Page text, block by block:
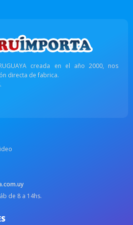
creada en el año 2000, nos
directa de fabrica.
de 8 a 14hs.